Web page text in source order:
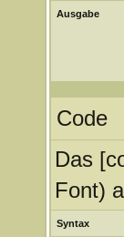
Ausgabe
Code
Das
Font)
Syntax